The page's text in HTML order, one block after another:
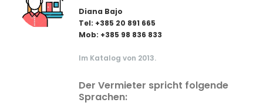
Diana Bajo
Tel: +385 20 891 665
Mob: +385 98 836 833
Im Katalog von 2013.
Der Vermieter spricht folgende
Sprachen: